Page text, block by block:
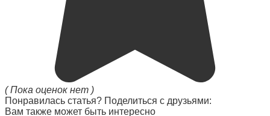
( Пока оценок нет )
Понравилась статья? Поделиться с друзьями:
Вам также может быть интересно